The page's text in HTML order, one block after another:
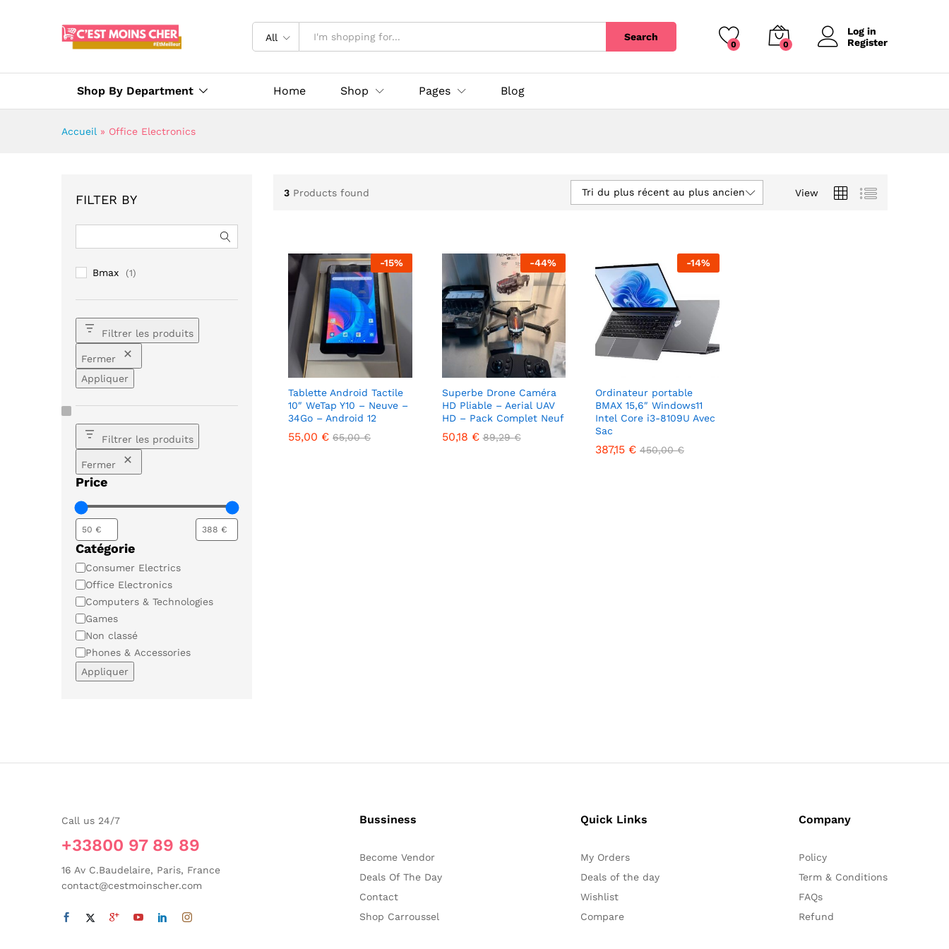
All Search
0 0
Log in
Register
Shop By Department Home Shop Pages Blog
Accueil » Office Electronics
3 Products found View
Tri du plus récent au plus ancien
-15%
Tablette Android Tactile
10″ WeTap Y10 – Neuve –
34Go – Android 12
55,00 € 65,00€
55,00 € 65,00€
-44%
Superbe Drone Caméra
HD Pliable – Aerial UAV
HD – Pack Complet Neuf
50,18 € 89,29€
50,18 € 89,29€
-14%
Ordinateur portable
BMAX 15,6″ Windows11
Intel Core i3-8109U Avec
Sac
387,15 € 450,00€
387,15 € 450,00€
FILTER BY
Bmax (1)
Filtrer les produits
Fermer
Appliquer
Filtrer les produits
Fermer
Price
Catégorie
Catégorie
Consumer Electrics
Office Electronics
Computers & Technologies
Games
Non classé
Phones & Accessories
Appliquer
Call us 24/7
+33800 97 89 89
16 Av C.Baudelaire, Paris, France
contact@cestmoinscher.com
Bussiness
Become Vendor
Deals Of The Day
Contact
Shop Carroussel
Quick Links
My Orders
Deals of the day
Wishlist
Compare
Company
Policy
Term & Conditions
FAQs
Refund